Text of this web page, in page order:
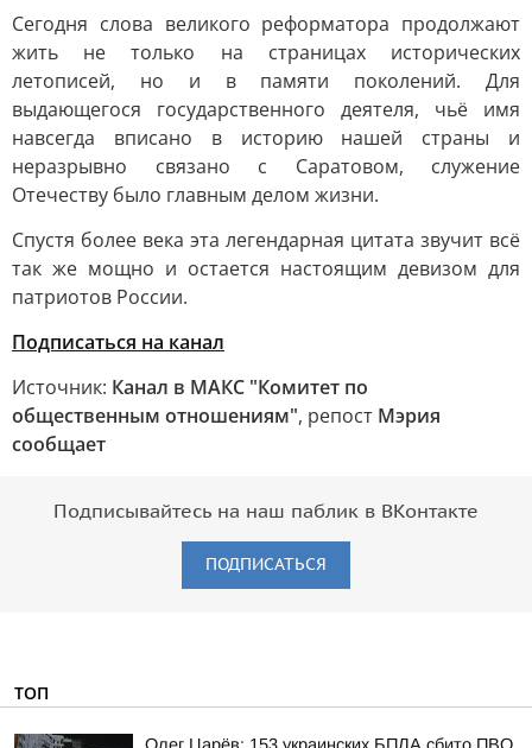
Сегодня слова великого реформатора продолжают
жить не только на страницах исторических
летописей, но и в памяти поколений. Для
выдающегося государственного деятеля, чьё имя
навсегда вписано в историю нашей страны и
неразрывно связано с Саратовом, служение
Отечеству было главным делом жизни.
Спустя более века эта легендарная цитата звучит всё
так же мощно и остается настоящим девизом для
патриотов России.
Подписаться на канал
Источник: Канал в МАКС "Комитет по
общественным отношениям", репост Мэрия
сообщает
Подписывайтесь на наш паблик в ВКонтакте
ПОДПИСАТЬСЯ
ТОП